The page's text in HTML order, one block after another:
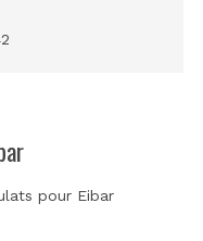
pour Eibar